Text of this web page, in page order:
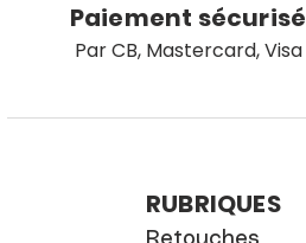
Paiement sécurisé
Par CB, Mastercard, Visa
RUBRIQUES